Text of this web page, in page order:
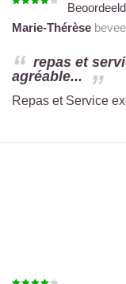
Marie-Thérèse
repas et
agréable...
Repas et Service